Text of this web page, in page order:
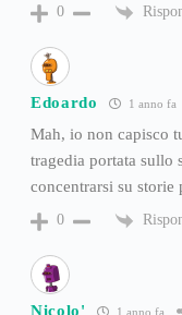
0
Edoardo 1 anno fa
Mah, io non capisco
tragedia portata sullo
concentrarsi su storie
0
Nicolo' 1 anno fa